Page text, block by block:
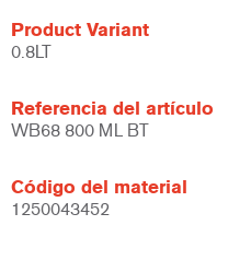
Product Variant
0.8LT
Referencia del artículo
WB68 800 ML BT
Código del material
1250043452